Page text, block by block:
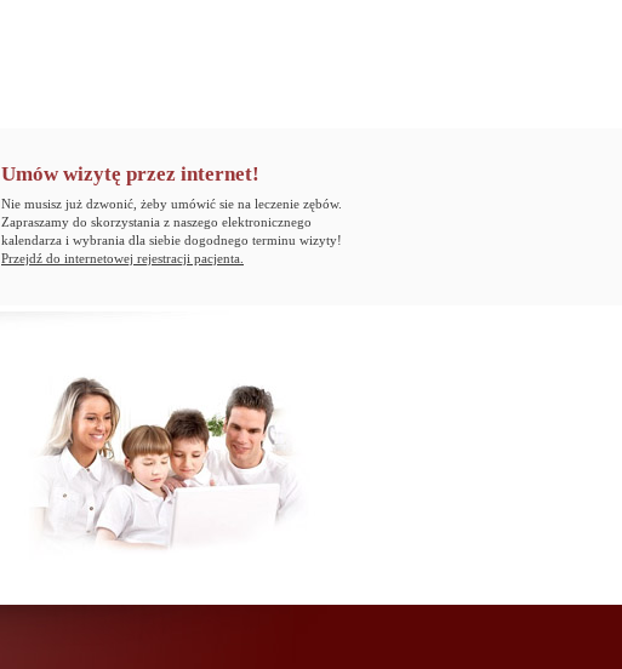
Umów wizytę przez internet!
Nie musisz już dzwonić, żeby umówić sie na leczenie zębów.
Zapraszamy do skorzystania z naszego elektronicznego
kalendarza i wybrania dla siebie dogodnego terminu wizyty!
Przejdź do internetowej rejestracji pacjenta.